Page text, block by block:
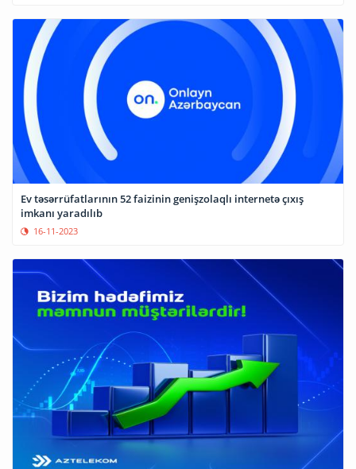
Ev təsərrüfatlarının 52 faizinin genişzolaqlı internetə çıxış
imkanı yaradılıb
16-11-2023